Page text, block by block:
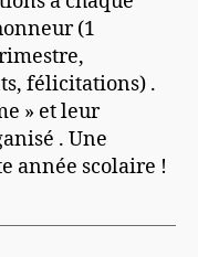
(1
félicitations) .
» et leur
. Une
année scolaire !